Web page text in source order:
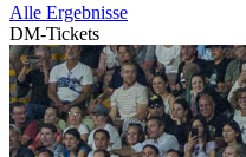
Alle Ergebnisse
DM-Tickets